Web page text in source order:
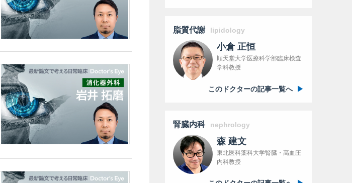
脂質代謝 lipidology
小倉 正恒
順天堂大学医療科学部臨床検査
学科教授
このドクターの記事一覧へ
腎臓内科 nephrology
森 建文
東北医科薬科大学腎臓・高血圧
内科教授